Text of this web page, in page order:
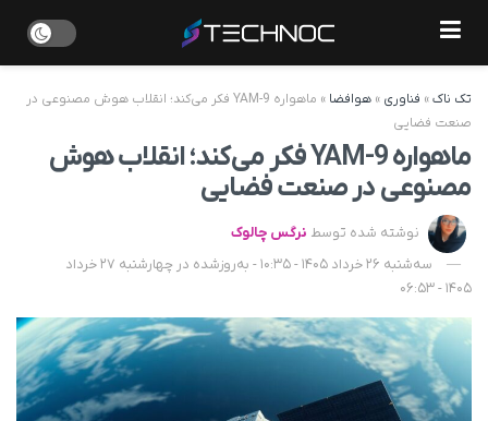
تک ناک» فناوری » هوافضا »
ماهواره YAM-9 فکر می‌کند؛ انقلاب هوش مصنوعی در
صنعت فضایی
ماهواره YAM-9 فکر می‌کند؛ انقلاب هوش
مصنوعی در صنعت فضایی
نوشته شده توسط نرگس چالوک
سه‌شنبه 26 خرداد 1405 - 10:35 - به‌روزشده در چهارشنبه 27 خرداد
1405 - 06:53